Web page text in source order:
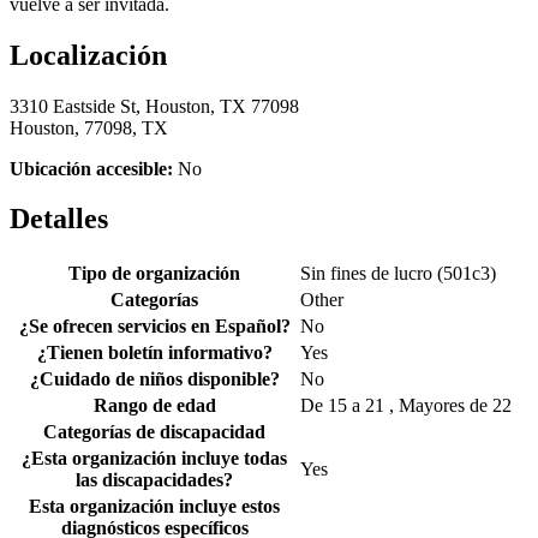
Localización
3310 Eastside St, Houston, TX 77098
Houston, 77098, TX
Ubicación accesible: No
Detalles
Tipo de organización
Sin fines de lucro (501c3)
Categorías
Other
¿Se ofrecen servicios en Español? No
¿Tienen boletín informativo?
Yes
¿Cuidado de niños disponible?
No
Rango de edad
De 15 a 21 , Mayores de 22
Categorías de discapacidad
¿Esta organización incluye todas
las discapacidades?
Yes
Esta organización incluye estos
diagnósticos específicos